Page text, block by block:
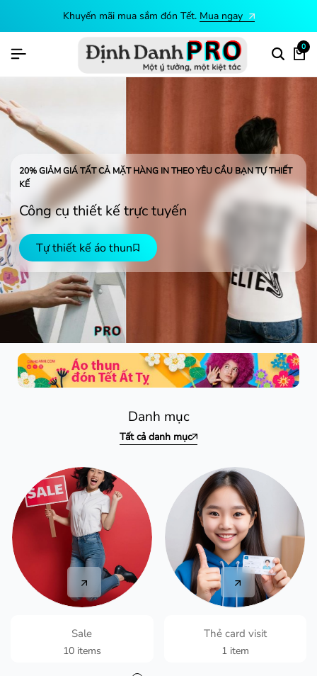
Khuyến mãi mua sắm đón Tết. Mua ngay
0
20% GIẢM GIÁ TẤT CẢ MẶT HÀNG IN THEO YÊU CẦU BẠN TỰ THIẾT
KẾ
Công cụ thiết kếtrực tuyến
Tự thiết kế áo thun
Danh mục
Tất cả danh mục
Sale
10 items
Thẻ card visit
1 item